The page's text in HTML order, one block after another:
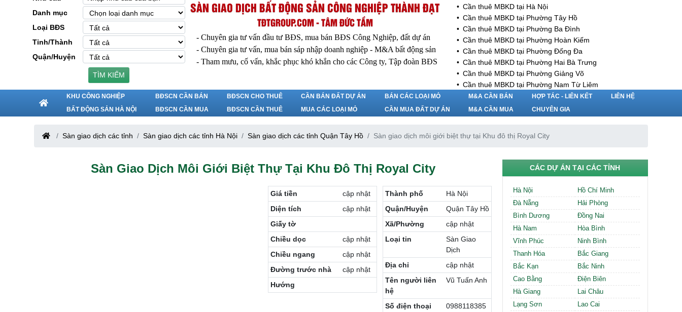
Danh mục
Loại BĐS
Tỉnh/Thành
Quận/Huyện
TÌM KIẾM
SÀN GIAO DỊCH BẤT ĐỘNG SẢN CÔNG NGHIỆP THÀNH ĐẠT
TĐTGROUP.COM - TÂM ĐỨC TẦM
- Chuyên gia tư vấn đầu tư BĐS, mua bán BĐS Công Nghiệp, đất dự án
- Chuyên gia tư vấn, mua bán sáp nhập doanh nghiệp - M&A bất động sản
- Tham mưu, cố vấn, khắc phục khó khắn cho các Công ty, Tập đoàn BĐS
Cần thuê MBKD tại Hà Nội
Cần thuê MBKD tại Phường Tây Hồ
Cần thuê MBKD tại Phường Ba Đình
Cần thuê MBKD tại Phường Hoàn Kiếm
Cần thuê MBKD tại Phường Đống Đa
Cần thuê MBKD tại Phường Hai Bà Trưng
Cần thuê MBKD tại Phường Giảng Võ
Cần thuê MBKD tại Phường Nam Từ Liêm
Cần thuê MBKD tại Phường Cầu Giấy
Cần thuê MBKD tại Phường Thanh Xuân
Cần thuê MBKD tại Phường Long Biên
Cần thuê MBKD tại Phường Hoàng Mai
Cần thuê MBKD tại Phường Yên Hòa
Cần thuê MBKD tại Phường Nghĩa Độ
Cần thuê MBKD tại Phường Phương Liệt
Cần thuê MBKD tại Phường Khương Đình
Cần thuê MBKD tại Phường Yên Sở
Cần thuê MBKD tại Phường Hoàng Liệt
Cần thuê MBKD tại Phường Định Công
Cần thuê MBKD tại Phường Tương Mai
Cần thuê MBKD tại Phường Vĩnh Hưng
Cần thuê MBKD tại Phường Lĩnh Nam
Cần thuê MBKD tại Phường Hồng Hà
Cần thuê MBKD tại Phường Láng
Cần thuê MBKD tại Phường Văn Miếu
Cần thuê MBKD tại Phường Kim Liên
KHU CÔNG NGHIỆP
BẤT ĐỘNG SẢN HÀ NỘI
BĐSCN CẦN BÁN
BĐSCN CẦN MUA
BĐSCN CHO THUÊ
BĐSCN CẦN THUÊ
CẦN BÁN ĐẤT DỰ ÁN
MUA CÁC LOẠI MỎ
BÁN CÁC LOẠI MỎ
CẦN MUA ĐẤT DỰ ÁN
M&A CẦN BÁN
M&A CẦN MUA
HỢP TÁC - LIÊN KẾT
CHUYÊN GIA
LIÊN HỆ
Sàn giao dịch các tỉnh Sàn giao dịch các tỉnh Hà Nội Sàn giao dịch các tỉnh Quận Tây Hồ Sàn giao dịch môi giới biệt thự tại Khu đô thị Royal City
Sàn Giao Dịch Môi Giới Biệt Thự Tại Khu Đô Thị Royal City
Giá tiền
cập nhật
Diện tích
cập nhật
Giấy tờ
Chiều dọc
cập nhật
Chiều ngang
cập nhật
Đường trước nhà
cập nhật
Hướng
Thành phố
Hà Nội
Quận/Huyện
Quận Tây Hồ
Xã/Phường
cập nhật
Loại tin
Sàn Giao
Dịch
Địa chỉ
cập nhật
Tên người liên
hệ
Vũ Tuấn Anh
Số điện thoại 0988118385
CÁC DỰ ÁN TẠI CÁC TỈNH
Hà Nội
Hồ Chí Minh
Đà Nẵng
Hải Phòng
Bình Dương
Đồng Nai
Hà Nam
Hòa Bình
Vĩnh Phúc
Ninh Bình
Thanh Hóa
Bắc Giang
Bắc Kạn
Bắc Ninh
Cao Bằng
Điện Biên
Hà Giang
Lai Châu
Lạng Sơn
Lao Cai